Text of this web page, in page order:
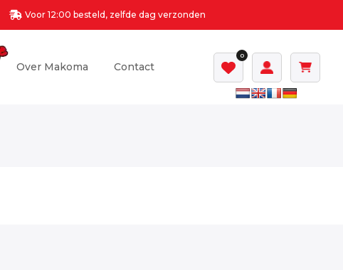
Voor 12:00 besteld, zelfde dag verzonden
Over Makoma Contact
0